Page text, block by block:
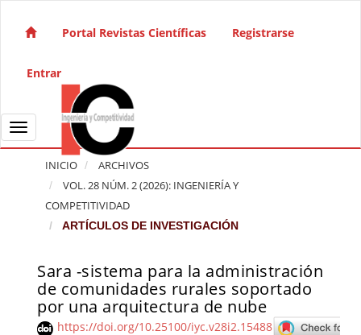
Navegación principal
Barra lateral
Portal Revistas Científicas Registrarse
Entrar
Toggle navigation
INICIO
ARCHIVOS
VOL. 28 NÚM. 2 (2026): INGENIERÍA Y
COMPETITIVIDAD
ARTÍCULOS DE INVESTIGACIÓN
Sara -sistema para la administración
de comunidades rurales soportado
por una arquitectura de nube
https://doi.org/10.25100/iyc.v28i2.15488
Barra lateral del artículo